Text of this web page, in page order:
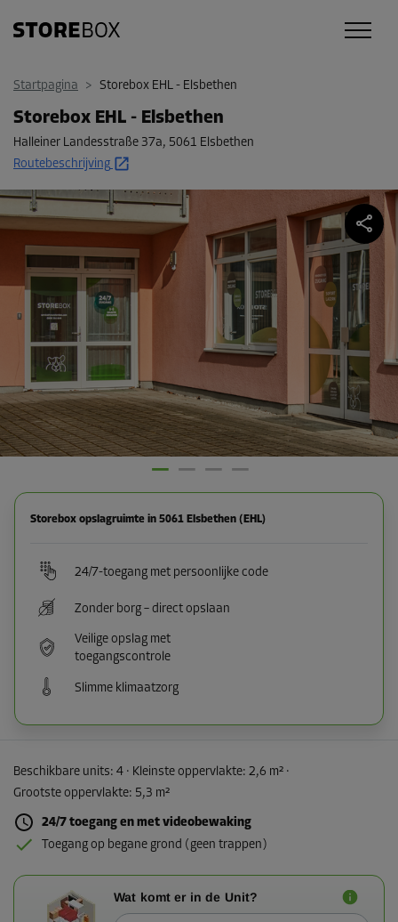
Startpagina > Storebox EHL - Elsbethen
Storebox EHL - Elsbethen
Halleiner Landesstraße 37a, 5061 Elsbethen
Routebeschrijving
Storebox opslagruimte in 5061 Elsbethen (EHL)
24/7-toegang met persoonlijke code
Zonder borg – direct opslaan
Veilige opslag met
toegangscontrole
Slimme klimaatzorg
Beschikbare units: 4 · Kleinste oppervlakte: 2,6 m² ·
Grootste oppervlakte: 5,3 m²
24/7 toegang en met videobewaking
Toegang op begane grond (geen trappen)
Wat komt er in de Unit?